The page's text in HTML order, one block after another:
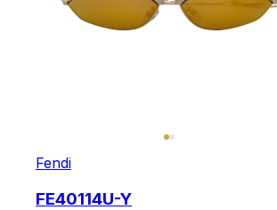
Fendi
FE40114U-Y